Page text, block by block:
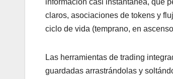
claros, asociaciones de tokens y
ciclo de vida (temprano, en
Las herramientas de trading
guardadas arrastrándolas y